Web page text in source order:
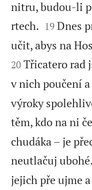
nitru, budou-li
rtech. 

19 Dnes
učit, abys na
20 Třicatero rad
v nich poučení
výroky
těm, kdo na ni
chudáka – je
neutlačuj ubohé.
jejich pře ujme